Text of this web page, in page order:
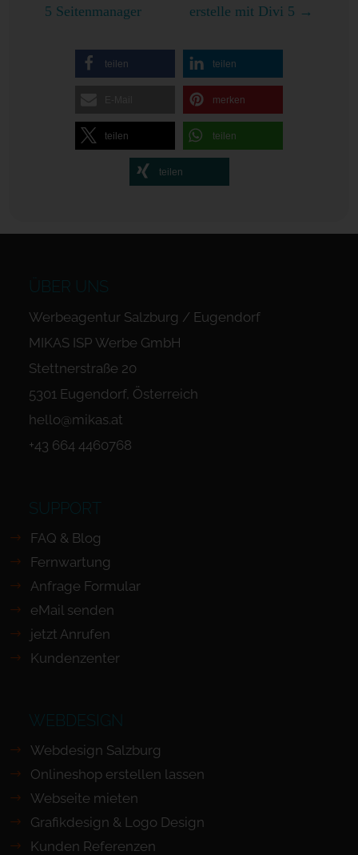
5 Seitenmanager
erstelle mit Divi 5 →
teilen teilen
merken
teilen teilen
teilen
ÜBER UNS
Werbeagentur Salzburg / Eugendorf
MIKAS ISP Werbe GmbH
Stettnerstraße 20
5301 Eugendorf, Österreich
hello@mikas.at
+43 664 4460768
SUPPORT
FAQ & Blog
Fernwartung
Anfrage Formular
eMail senden
jetzt Anrufen
Kundenzenter
WEBDESIGN
Webdesign Salzburg
Onlineshop erstellen lassen
Webseite mieten
Grafikdesign & Logo Design
Kunden Referenzen